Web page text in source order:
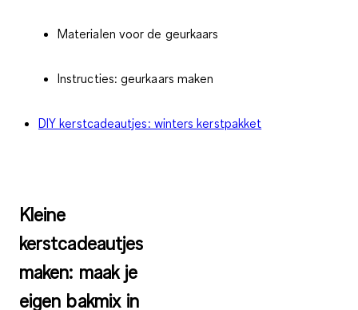
Materialen voor de geurkaars
Instructies: geurkaars maken
DIY kerstcadeautjes: winters kerstpakket
Kleine
kerstcadeautjes
maken: maak je
eigen bakmix in